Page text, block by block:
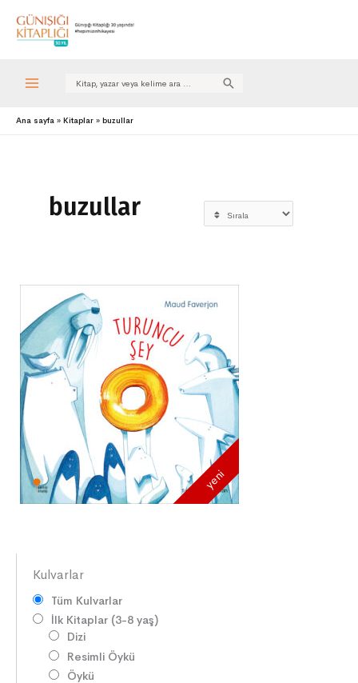
Search
Ana sayfa Kitaplar buzullar
buzullar
yeni
Kulvarlar
Tüm Kulvarlar
İlk Kitaplar (3-8 yaş)
Dizi
Resimli Öykü
Öykü